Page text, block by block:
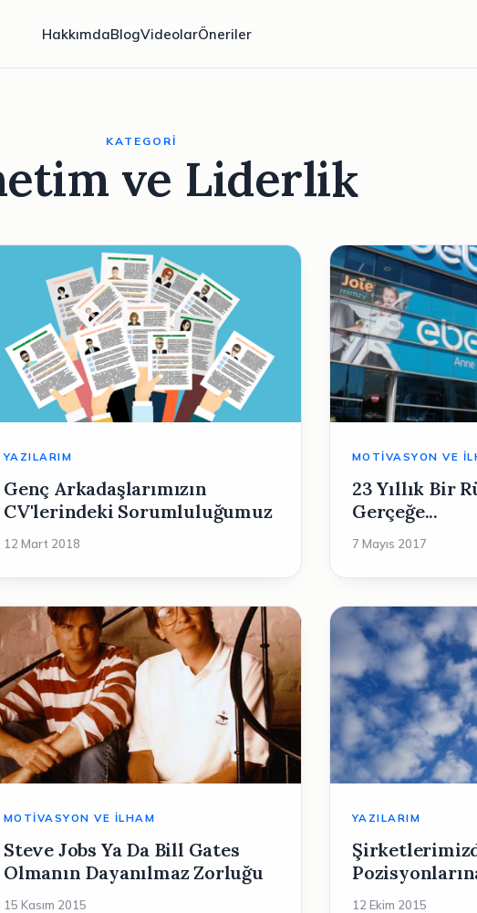
HakkımdaBlogVideolarÖneriler
KATEGORI
ve Liderlik
YAZILARIM
Genç Arkadaşlarımızın
CV'lerindeki Sorumluluğumuz
12 Mart 2018
MOTIVASYON VE
23 Yıllık Bir
Gerçeğe...
7 Mayıs 2017
MOTIVASYON VE İLHAM
Steve Jobs Ya Da Bill Gates
Olmanın Dayanılmaz Zorluğu
15 Kasım 2015
YAZILARIM
12 Ekim 2015